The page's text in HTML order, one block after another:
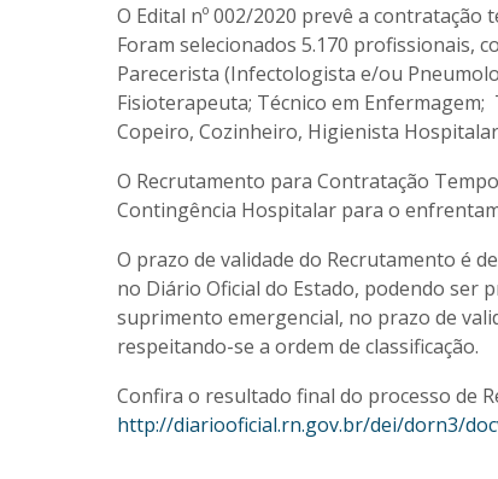
O Edital nº 002/2020 prevê a
Foram selecionados 5.170 profissionais,
Parecerista (Infectologista e/ou
Fisioterapeuta; Técnico em
Copeiro, Cozinheiro, Higienista
O Recrutamento para Contratação
Contingência Hospitalar para o
O prazo de validade do Recrutamento é
no Diário Oficial do Estado, podendo ser
suprimento emergencial, no prazo de
respeitando-se a ordem de classificação.
Confira o resultado final do processo de
http://diariooficial.rn.gov.br/dei/dorn3/